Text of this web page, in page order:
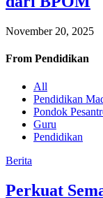
November 20, 2025
From Pendidikan
All
Pendidikan
Pondok
Guru
Pendidikan
Berita
Perkuat